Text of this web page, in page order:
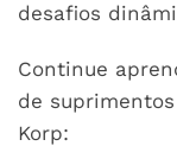
desafios
Continue
de
Korp: